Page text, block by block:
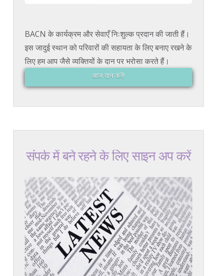
BACN के कार्यक्रम और सेवाएँ निःशुल्क प्रदान की जाती हैं।
इस जादुई स्थान को परिवारों की सहायता के लिए बनाए रखने के
लिए हम आप जैसे व्यक्तियों के दान पर भरोसा करते हैं।
आज दान करें!
संपर्क में बने रहने के लिए साइन अप करें